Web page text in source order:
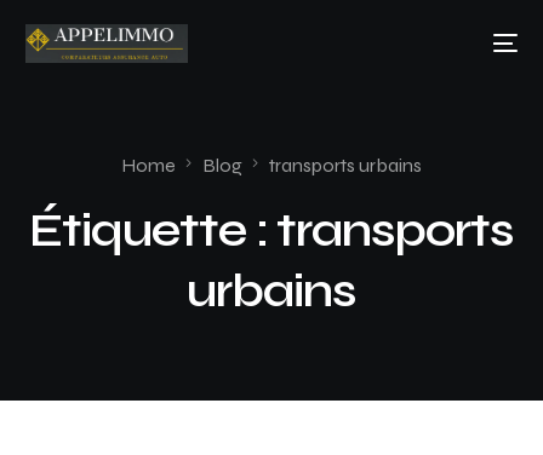
Home Blog transports urbains
Étiquette : transports
urbains